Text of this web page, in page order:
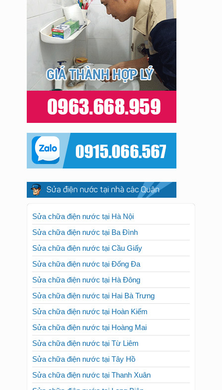
Sửa điện nước tại nhà các Quận
Sửa chữa điện nước tại Hà Nội
Sửa chữa điện nước tại Ba Đình
Sửa chữa điện nước tại Cầu Giấy
Sửa chữa điện nước tại Đống Đa
Sửa chữa điện nước tại Hà Đông
Sửa chữa điện nước tại Hai Bà Trưng
Sửa chữa điện nước tại Hoàn Kiếm
Sửa chữa điện nước tại Hoàng Mai
Sửa chữa điện nước tại Từ Liêm
Sửa chữa điện nước tại Tây Hồ
Sửa chữa điện nước tại Thanh Xuân